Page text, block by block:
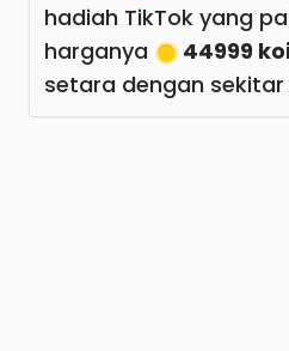
hadiah TikTok yang
harganya
44999
setara dengan sekitar